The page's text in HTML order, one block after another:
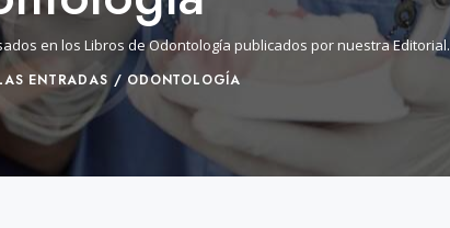
en los Libros de Odontología publicados por nuestra Editorial.
ENTRADAS ODONTOLOGÍA